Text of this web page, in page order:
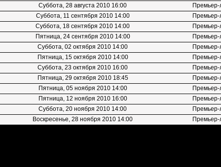
Суббота, 28 августа 2010 16:00
Премьер-
Суббота, 11 сентября 2010 14:00
Премьер-
Суббота, 18 сентября 2010 14:00
Премьер-
Пятница, 24 сентября 2010 14:00
Премьер-
Суббота, 02 октября 2010 14:00
Премьер-
Пятница, 15 октября 2010 14:00
Премьер-
Суббота, 23 октября 2010 16:00
Премьер-
Пятница, 29 октября 2010 18:45
Премьер-
Пятница, 05 ноября 2010 14:00
Премьер-
Пятница, 12 ноября 2010 16:00
Премьер-
Суббота, 20 ноября 2010 14:00
Премьер-
Воскресенье, 28 ноября 2010 14:00
Премьер-